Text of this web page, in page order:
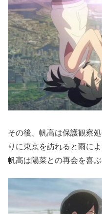
その後、帆高は保護観察
りに東京を訪れると雨に
帆高は陽菜との再会を喜ぶ